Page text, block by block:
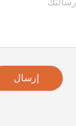
إرسال